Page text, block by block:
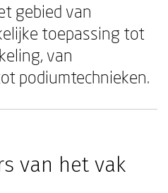
gebied van
toepassing tot
van
podiumtechnieken.
van het vak